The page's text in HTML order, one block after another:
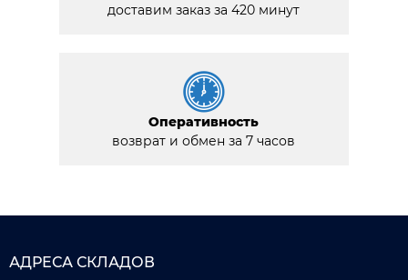
доставим заказ за 420 минут
Оперативность
возврат и обмен за 7 часов
АДРЕСА СКЛАДОВ